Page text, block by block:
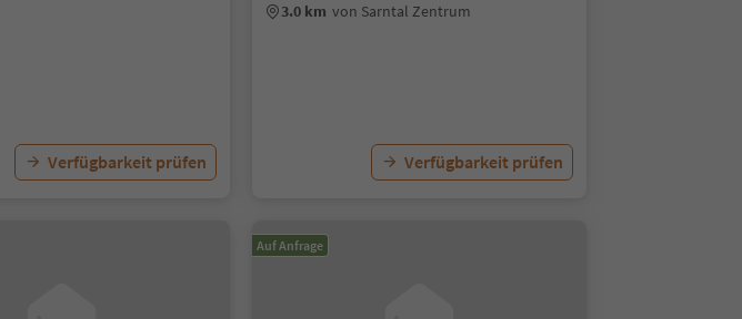
Verfügbarkeit prüfen
3.0 km von Sarntal Zentrum
Verfügbarkeit prüfen
Auf Anfrage